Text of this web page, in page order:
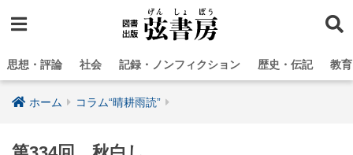
思想・評論 社会 記録・ノンフィクション 歴史・伝記 教
ホーム コラム“晴耕雨読”